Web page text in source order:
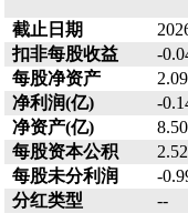
截止日期
扣非每股收益
-
每股净资产
净利润(亿)
-
净资产(亿)
8.50
每股资本公积
每股未分利润
-
分红类型
--